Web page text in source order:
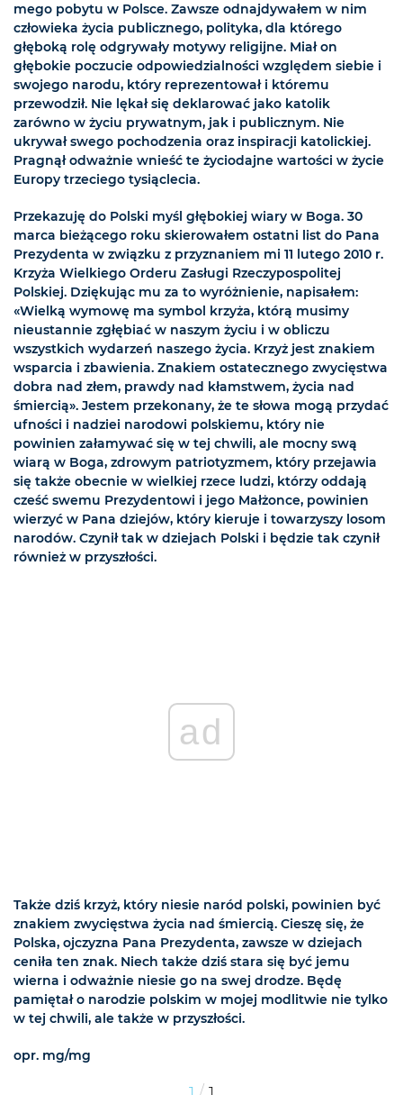
mego pobytu w Polsce. Zawsze odnajdywałem w nim
człowieka życia publicznego, polityka, dla którego
głęboką rolę odgrywały motywy religijne. Miał on
głębokie poczucie odpowiedzialności względem siebie i
swojego narodu, który reprezentował i któremu
przewodził. Nie lękał się deklarować jako katolik
zarówno w życiu prywatnym, jak i publicznym. Nie
ukrywał swego pochodzenia oraz inspiracji katolickiej.
Pragnął odważnie wnieść te życiodajne wartości w życie
Europy trzeciego tysiąclecia.
Przekazuję do Polski myśl głębokiej wiary w Boga. 30
marca bieżącego roku skierowałem ostatni list do Pana
Prezydenta w związku z przyznaniem mi 11 lutego 2010 r.
Krzyża Wielkiego Orderu Zasługi Rzeczypospolitej
Polskiej. Dziękując mu za to wyróżnienie, napisałem:
«Wielką wymowę ma symbol krzyża, którą musimy
nieustannie zgłębiać w naszym życiu i w obliczu
wszystkich wydarzeń naszego życia. Krzyż jest znakiem
wsparcia i zbawienia. Znakiem ostatecznego zwycięstwa
dobra nad złem, prawdy nad kłamstwem, życia nad
śmiercią». Jestem przekonany, że te słowa mogą przydać
ufności i nadziei narodowi polskiemu, który nie
powinien załamywać się w tej chwili, ale mocny swą
wiarą w Boga, zdrowym patriotyzmem, który przejawia
się także obecnie w wielkiej rzece ludzi, którzy oddają
cześć swemu Prezydentowi i jego Małżonce, powinien
wierzyć w Pana dziejów, który kieruje i towarzyszy losom
narodów. Czynił tak w dziejach Polski i będzie tak czynił
również w przyszłości.
ad
Także dziś krzyż, który niesie naród polski, powinien być
znakiem zwycięstwa życia nad śmiercią. Cieszę się, że
Polska, ojczyzna Pana Prezydenta, zawsze w dziejach
ceniła ten znak. Niech także dziś stara się być jemu
wierna i odważnie niesie go na swej drodze. Będę
pamiętał o narodzie polskim w mojej modlitwie nie tylko
w tej chwili, ale także w przyszłości.
opr. mg/mg